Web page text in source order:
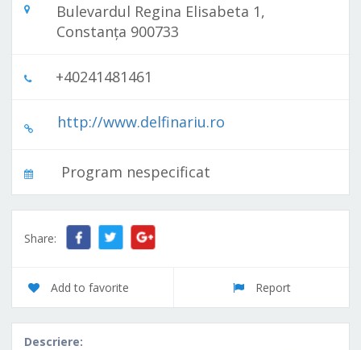
Acvariu Constanta
Bulevardul Regina Elisabeta 1,
Constanța 900733
+40241481461
http://www.delfinariu.ro
Program nespecificat
Share:
Add to favorite Report
Descriere: